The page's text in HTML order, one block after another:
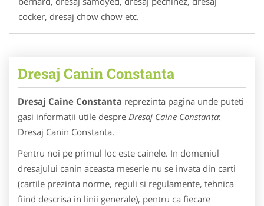
cocker, dresaj chow chow etc.
Dresaj Canin Constanta
Dresaj Caine Constanta reprezinta pagina unde puteti
gasi informatii utile despre Dresaj Caine Constanta:
Dresaj Canin Constanta.
Pentru noi pe primul loc este cainele. In domeniul
dresajului canin aceasta meserie nu se invata din carti
(cartile prezinta norme, reguli si regulamente, tehnica
fiind descrisa in linii generale), pentru ca fiecare